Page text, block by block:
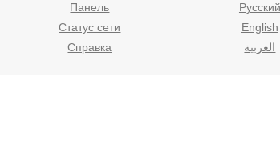
Панель
Статус сети
Справка
Русский
English
العربية